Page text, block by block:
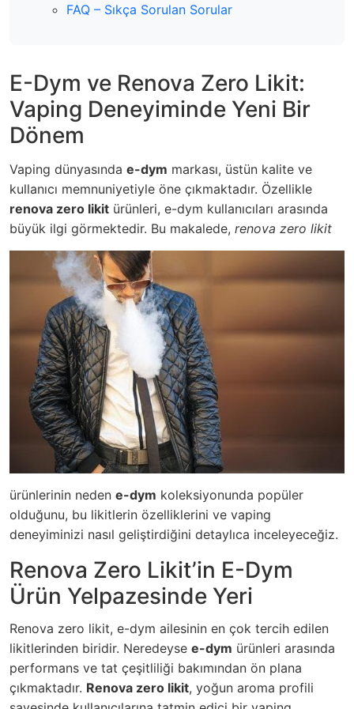
FAQ – Sıkça Sorulan Sorular
E-Dym ve Renova Zero Likit:
Vaping Deneyiminde Yeni Bir
Dönem
Vaping dünyasında e-dym markası, üstün kalite ve
kullanıcı memnuniyetiyle öne çıkmaktadır. Özellikle
renova zero likit ürünleri, e-dym kullanıcıları arasında
büyük ilgi görmektedir. Bu makalede, renova zero likit
ürünlerinin neden e-dym koleksiyonunda popüler
olduğunu, bu likitlerin özelliklerini ve vaping
deneyiminizi nasıl geliştirdiğini detaylıca inceleyeceğiz.
Renova Zero Likit’in E-Dym
Ürün Yelpazesinde Yeri
Renova zero likit, e-dym ailesinin en çok tercih edilen
likitlerinden biridir. Neredeyse e-dym ürünleri arasında
performans ve tat çeşitliliği bakımından ön plana
çıkmaktadır. Renova zero likit, yoğun aroma profili